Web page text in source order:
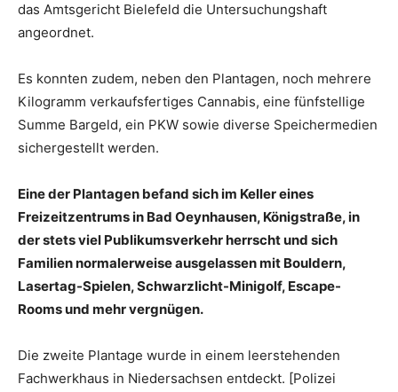
das Amtsgericht Bielefeld die Untersuchungshaft
angeordnet.
Es konnten zudem, neben den Plantagen, noch mehrere
Kilogramm verkaufsfertiges Cannabis, eine fünfstellige
Summe Bargeld, ein PKW sowie diverse Speichermedien
sichergestellt werden.
Eine der Plantagen befand sich im Keller eines
Freizeitzentrums in Bad Oeynhausen, Königstraße, in
der stets viel Publikumsverkehr herrscht und sich
Familien normalerweise ausgelassen mit Bouldern,
Lasertag-Spielen, Schwarzlicht-Minigolf, Escape-
Rooms und mehr vergnügen.
Die zweite Plantage wurde in einem leerstehenden
Fachwerkhaus in Niedersachsen entdeckt. [Polizei